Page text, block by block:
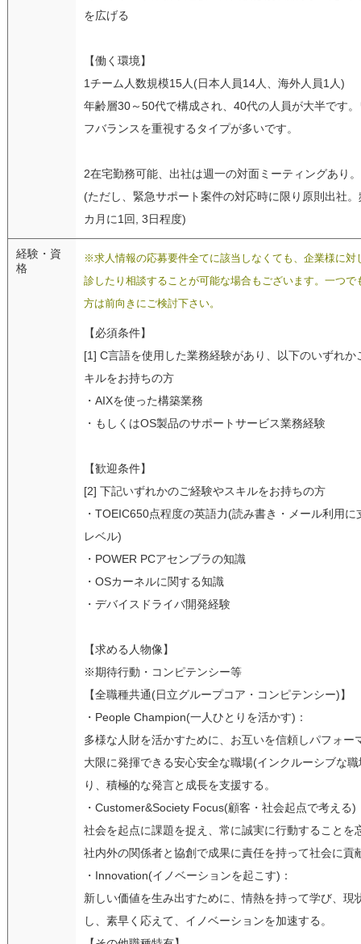
を広げる
【働く環境】
1チーム人数規模15人(日本人員14人、海外人員1人)
年齢層30～50代で構成され、40代の人員が大半です
フバランスを重視するタイプが多いです。
2在宅勤務可能、出社は週一の対面ミーティングあり。
(ただし、緊急サポート案件の対応時に限り原則出社
カ月に1回, 3日程度)
経験・資
格
※求人情報の応募要件全てに該当しなくても、企業様に対
診したり相談することが可能な場合もございます。一つで
方は前向きにご検討下さい。
【必須条件】
[1] C言語を使用した業務経験があり、以下のいずれか
キルをお持ちの方
・AIXを使った構築業務
・もしくはOS製品のサポートサービス業務経験
【歓迎条件】
[2] 下記いずれかのご経験やスキルをお持ちの方
・TOEIC650点程度の英語力(読み書き・メール利用に
レベル)
・POWER PCアセンブラの知識
・OSカーネルに関する知識
・デバイスドライバ開発経験
【求める人物像】
※期待行動・コンピテンシー等
【全職種共通(日立グループコア・コンピテンシー)】
・People Champion(一人ひとりを活かす)：
多様な人財を活かすために、お互いを信頼しパフォー
大限に発揮できる安心安全な職場(インクルーシブな
り、積極的な発言と成長を支援する。
・Customer&Society Focus(顧客・社会起点で考える)
社会を起点に課題を捉え、常に誠実に行動することを
社内外の関係者と協創で成果に責任を持って社会に貢
・Innovation(イノベーションを起こす)：
新しい価値を生み出すために、情熱を持って学び、現
し、素早く応えて、イノベーションを加速する。